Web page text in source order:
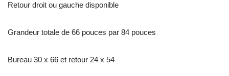
Retour droit ou gauche disponible
Grandeur totale de 66 pouces par 84 pouces
Bureau 30 x 66 et retour 24 x 54